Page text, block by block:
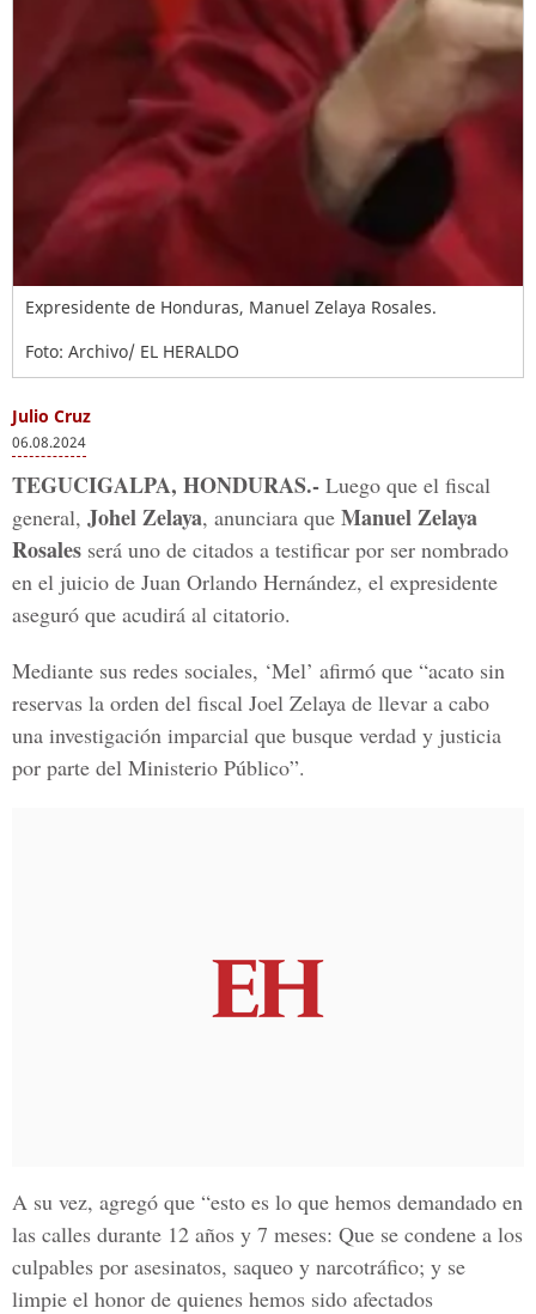
Expresidente de Honduras, Manuel Zelaya Rosales.
Foto: Archivo/ EL HERALDO
Julio Cruz
06.08.2024
TEGUCIGALPA, HONDURAS.- Luego que el fiscal
general, Johel Zelaya, anunciara que Manuel Zelaya
Rosales será uno de citados a testificar por ser nombrado
en el juicio de Juan Orlando Hernández, el expresidente
aseguró que acudirá al citatorio.
Mediante sus redes sociales, ‘Mel’ afirmó que “acato sin
reservas la orden del fiscal Joel Zelaya de llevar a cabo
una investigación imparcial que busque verdad y justicia
por parte del Ministerio Público”.
A su vez, agregó que “esto es lo que hemos demandado en
las calles durante 12 años y 7 meses: Que se condene a los
culpables por asesinatos, saqueo y narcotráfico; y se
limpie el honor de quienes hemos sido afectados